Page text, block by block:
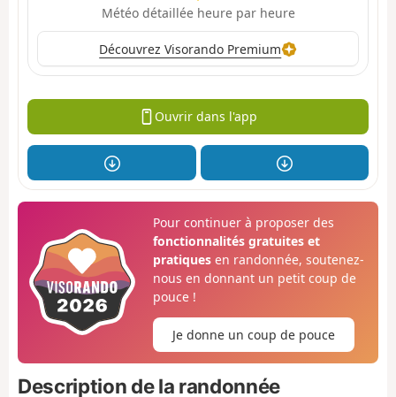
Météo détaillée heure par heure
Découvrez Visorando Premium
Ouvrir dans l'app
Pour continuer à proposer des
fonctionnalités gratuites et
pratiquesen randonnée, soutenez-
nous en donnant un petit coup de
pouce !
Je donne un coup de pouce
Description de la randonnée